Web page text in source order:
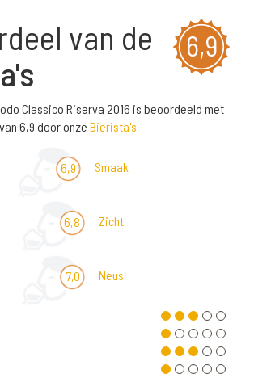
6,9
van de
Classico Riserva 2016 is beoordeeld met
6,9 door onze Bierista's
6,9 Smaak
6,8 Zicht
7,0 Neus